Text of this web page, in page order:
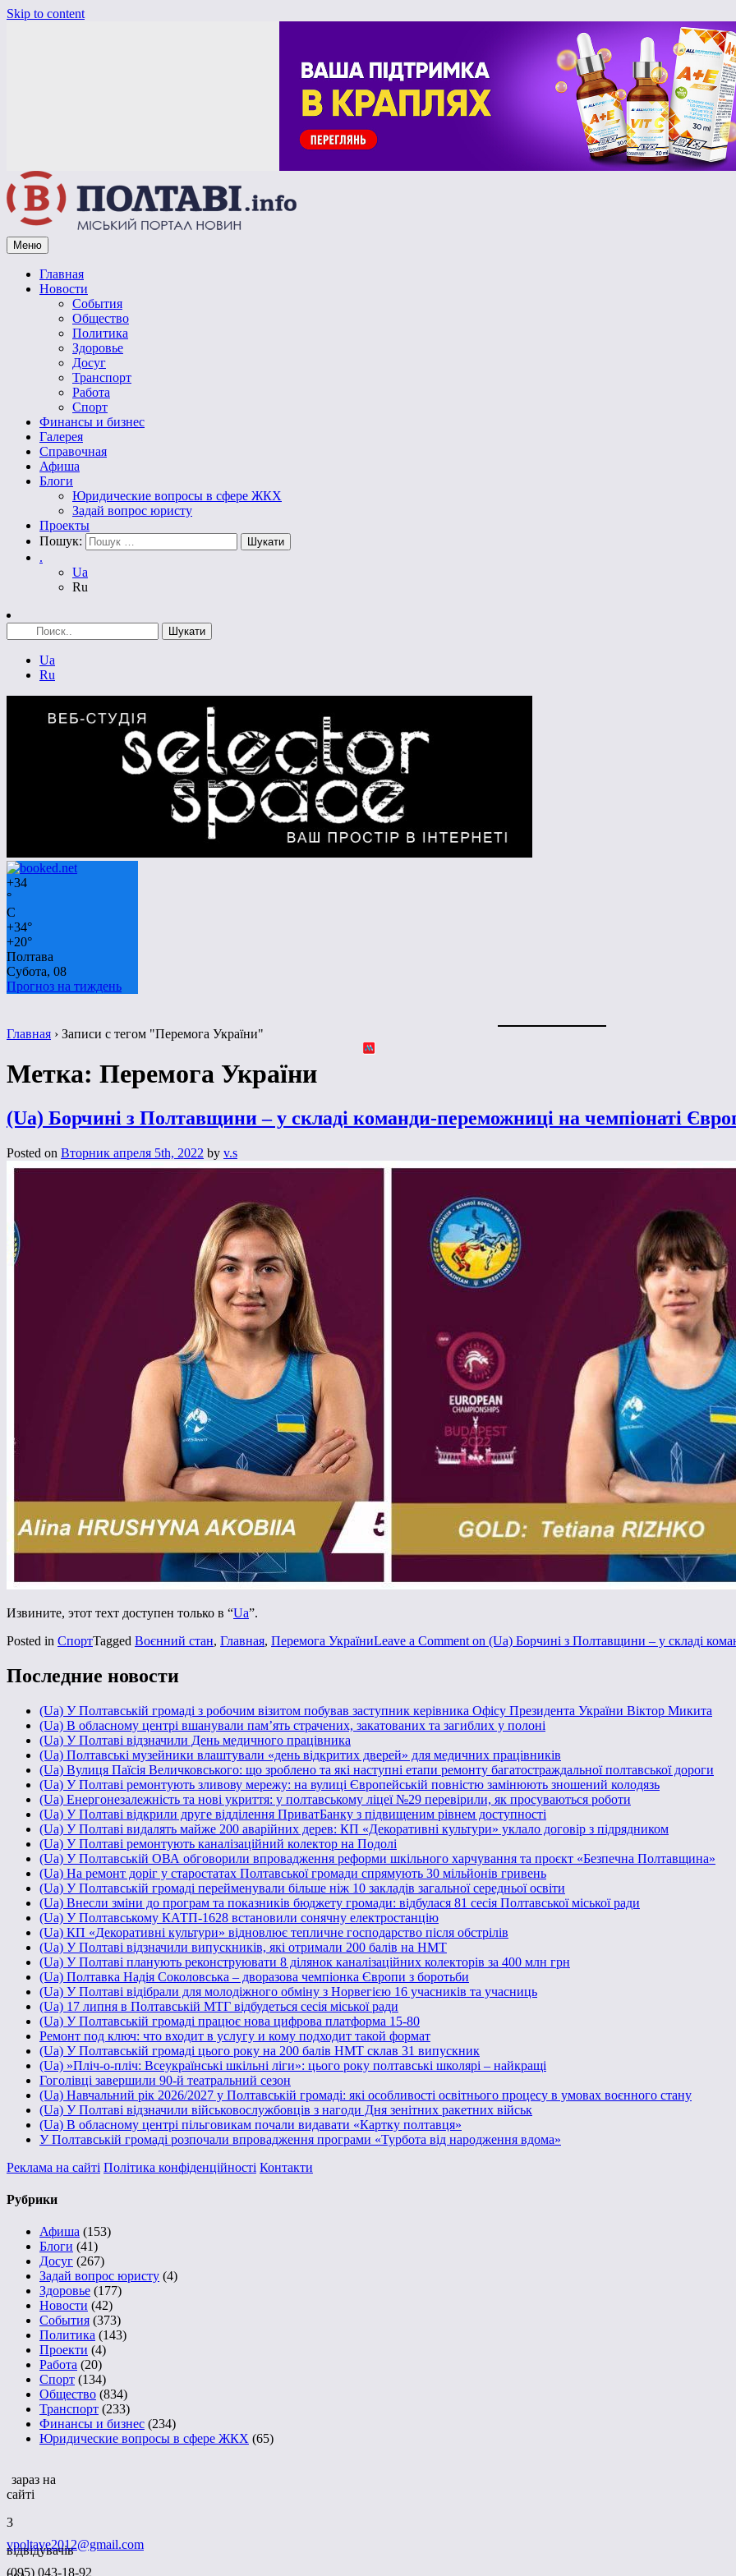
Skip to content
Vpoltave.info
Полтавский портал новостей
Меню
Главная
Новости
События
Общество
Политика
Здоровье
Досуг
Транспорт
Работа
Спорт
Финансы и бизнес
Галерея
Справочная
Афиша
Блоги
Юридические вопросы в сфере ЖКХ
Задай вопрос юристу
Проекты
Пошук:
.
Ua
Ru
Ua
Ru
+34
°
C
+34°
+20°
Полтава
Субота, 08
Прогноз на тиждень
Главная › Записи с тегом "Перемога України"
Метка: Перемога України
(Ua) Борчині з Полтавщини – у складі команди-переможниці на чемпіонаті
Posted on Вторник апреля 5th, 2022 by v.s
Извините, этот техт доступен только в “Ua”.
Posted in СпортTagged Воєнний стан, Главная, Перемога УкраїниLeave a Comment on (Ua) Борчині з Полтавщини – у складі
Последние новости
(Ua) У Полтавській громаді з робочим візитом побував заступник керівника Офісу Президента України Віктор Микита
(Ua) В обласному центрі вшанували пам’ять страчених, закатованих та загиблих у полоні
(Ua) У Полтаві відзначили День медичного працівника
(Ua) Полтавські музейники влаштували «день відкритих дверей» для медичних працівників
(Ua) Вулиця Паїсія Величковського: що зроблено та які наступні етапи ремонту багатостраждальної полтавської дороги
(Ua) У Полтаві ремонтують зливову мережу: на вулиці Європейській повністю замінюють зношений колодязь
(Ua) Енергонезалежність та нові укриття: у полтавському ліцеї №29 перевірили, як просуваються роботи
(Ua) У Полтаві відкрили друге відділення ПриватБанку з підвищеним рівнем доступності
(Ua) У Полтаві видалять майже 200 аварійних дерев: КП «Декоративні культури» уклало договір з підрядником
(Ua) У Полтаві ремонтують каналізаційний колектор на Подолі
(Ua) У Полтавській ОВА обговорили впровадження реформи шкільного харчування та проєкт «Безпечна Полтавщина»
(Ua) На ремонт доріг у старостатах Полтавської громади спрямують 30 мільйонів гривень
(Ua) У Полтавській громаді перейменували більше ніж 10 закладів загальної середньої освіти
(Ua) Внесли зміни до програм та показників бюджету громади: відбулася 81 сесія Полтавської міської ради
(Ua) У Полтавському КАТП-1628 встановили сонячну електростанцію
(Ua) КП «Декоративні культури» відновлює тепличне господарство після обстрілів
(Ua) У Полтаві відзначили випускників, які отримали 200 балів на НМТ
(Ua) У Полтаві планують реконструювати 8 ділянок каналізаційних колекторів за 400 млн грн
(Ua) Полтавка Надія Соколовська – дворазова чемпіонка Європи з боротьби
(Ua) У Полтаві відібрали для молодіжного обміну з Норвегією 16 учасників та учасниць
(Ua) 17 липня в Полтавській МТГ відбудеться сесія міської ради
(Ua) У Полтавській громаді працює нова цифрова платформа 15-80
Ремонт под ключ: что входит в услугу и кому подходит такой формат
(Ua) У Полтавській громаді цього року на 200 балів НМТ склав 31 випускник
(Ua) »Пліч-о-пліч: Всеукраїнські шкільні ліги»: цього року полтавські школярі – найкращі
Гоголівці завершили 90-й театральний сезон
(Ua) Навчальний рік 2026/2027 у Полтавській громаді: які особливості освітнього процесу в умовах воєнного стану
(Ua) У Полтаві відзначили військовослужбовців з нагоди Дня зенітних ракетних військ
(Ua) В обласному центрі пільговикам почали видавати «Картку полтавця»
У Полтавській громаді розпочали впровадження програми «Турбота від народження вдома»
Реклама на сайті Політика конфіденційності Контакти
Рубрики
Афиша (153)
Блоги (41)
Досуг (267)
Задай вопрос юристу (4)
Здоровье (177)
Новости (42)
События (373)
Политика (143)
Проекти (4)
Работа (20)
Спорт (134)
Общество (834)
Транспорт (233)
Финансы и бизнес (234)
Юридические вопросы в сфере ЖКХ (65)
зараз на
сайті
3
відвідувачів
vpoltave2012@gmail.com
(095) 043-18-92